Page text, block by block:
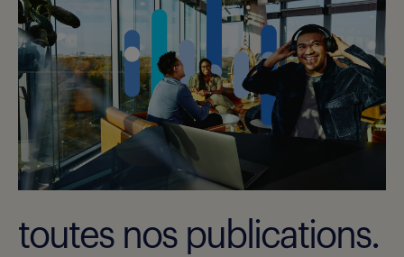
toutes nos publications.